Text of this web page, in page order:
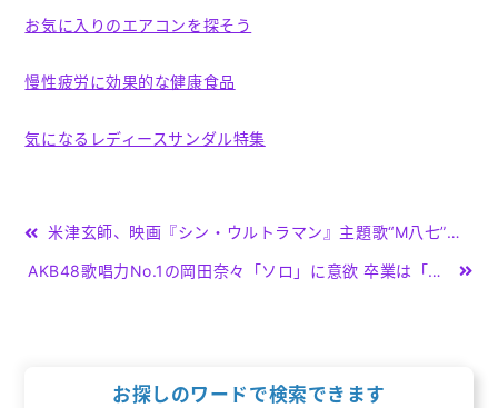
お気に入りのエアコンを探そう
慢性疲労に効果的な健康食品
気になるレディースサンダル特集
投
稿
米津玄師、映画『シン・ウルトラマン』主題歌“M八七”を「ウルトラマンの日」7月10日に自身初のアナログ盤リリース決定 – TOWER RECORDS ONLINE – TOWER RECORDS ON
AKB48歌唱力No.1の岡田奈々「ソロ」に意欲 卒業は「まだ」だが…「1人でどれだけできるか」 – J-CASTニュース
お探しのワードで検索できます